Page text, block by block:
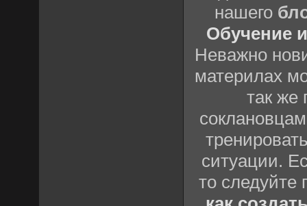
нашего
Обучение
Неважно
материлах
так же
ситуации.
то